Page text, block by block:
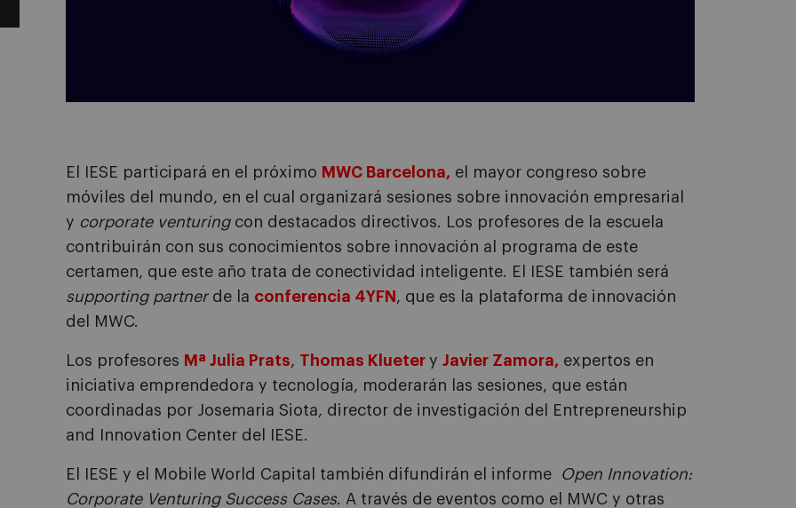
El IESE participará en el próximo MWC Barcelona, el mayor congreso sobre
móviles del mundo, en el cual organizará sesiones sobre innovación empresarial
y corporate venturingcon destacados directivos. Los profesores de la escuela
contribuirán con sus conocimientos sobre innovación al programa de este
certamen, que este año trata de conectividad inteligente. El IESE también será
supporting partnerde la conferencia 4YFN , que es la plataforma de innovación
del MWC.
Los profesores Mª Julia Prats, Thomas Klueter y Javier Zamora, expertos en
iniciativa emprendedora y tecnología, moderarán las sesiones, que están
coordinadas por Josemaria Siota, director de investigación del Entrepreneurship
and Innovation Center del IESE.
El IESE y el Mobile World Capital también difundirán el informe
Open Innovation:
Corporate Venturing Success Cases. A través de eventos como el MWC y otras